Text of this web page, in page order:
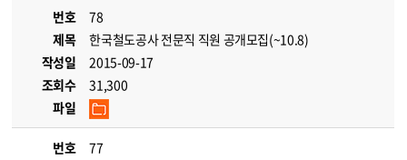
번호
78
제목
한국철도공사 전문직 직원 공개모집(~10.8)
작성일
2015-09-17
조회수
31,300
파일
번호
77